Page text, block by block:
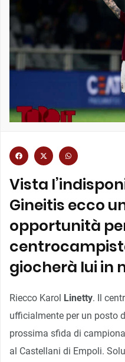
Vista
Gineitis ecco
opportunità
giocherà lui in
Riecco Karol Linetty. Il
ufficialmente per un posto
prossima sfida di
al Castellani di Empoli.